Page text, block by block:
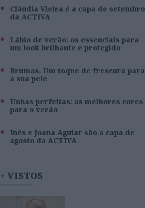
Cláudia Vieira é a capa de setembro
da ACTIVA
Lábio de verão: os essenciais para
um look brilhante e protegido
Brumas. Um toque de frescura para
a sua pele
Unhas perfeitas: as melhores cores
para o verão
Inês e Joana Aguiar são a capa de
agosto da ACTIVA
+ VISTOS